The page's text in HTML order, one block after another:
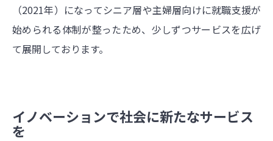
（2021年）になってシニア層や主婦層向けに就職支援が
始められる体制が整ったため、少しずつサービスを広げ
て展開しております。
イノベーションで社会に新たなサービス
を